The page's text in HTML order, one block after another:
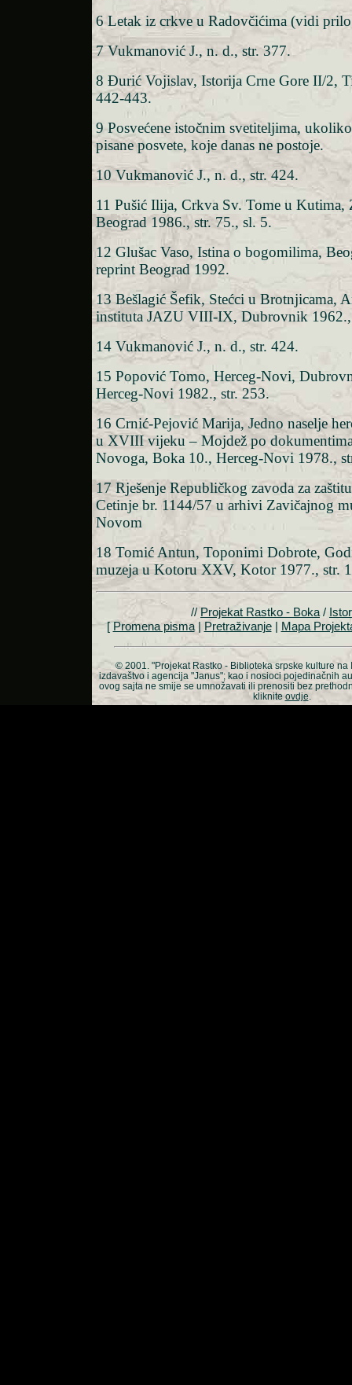
6 Letak iz crkve u Radovčićima (vidi
7 Vukmanović J., n. d., str. 377.
8 Đurić Vojislav, Istorija Crne Gore II/2,
442-443.
9 Posvećene istočnim svetiteljima,
pisane posvete, koje danas ne postoje.
10 Vukmanović J., n. d., str. 424.
11 Pušić Ilija, Crkva Sv. Tome u Kutima,
Beograd 1986., str. 75., sl. 5.
12 Glušac Vaso, Istina o bogomilima,
reprint Beograd 1992.
13 Bešlagić Šefik, Stećci u Brotnjicama,
instituta JAZU VIII-IX, Dubrovnik 1962.,
14 Vukmanović J., n. d., str. 424.
15 Popović Tomo, Herceg-Novi,
Herceg-Novi 1982., str. 253.
16 Crnić-Pejović Marija, Jedno naselje
u XVIII vijeku – Mojdež po
Novoga, Boka 10., Herceg-Novi 1978.,
17 Rješenje Republičkog zavoda za
Cetinje br. 1144/57 u arhivi Zavičajnog
Novom
18 Tomić Antun, Toponimi Dobrote,
muzeja u Kotoru XXV, Kotor 1977., str.
//Projekat Rastko - Boka /
[Promena pisma| Pretraživanje| Mapa
© 2001. "Projekat Rastko - Biblioteka srpske kulture na
izdavaštvo i agencija "Janus"; kao i nosioci pojedinačnih
ovog sajta ne smije se umnožavati ili prenositi bez
klikniteovdje.